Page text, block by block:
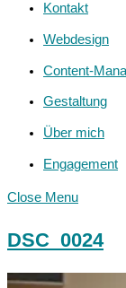
Kontakt
Webdesign
Content-
Gestaltung
Über mich
Engagement
Close Menu
DSC_0024